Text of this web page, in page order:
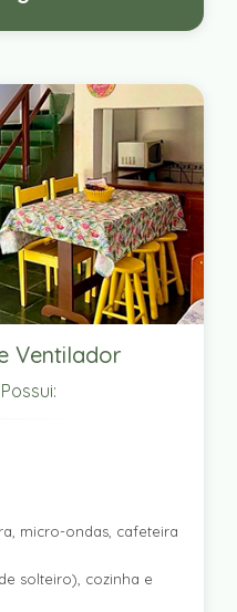
Ventilador
micro-ondas, cafeteira
solteiro), cozinha e